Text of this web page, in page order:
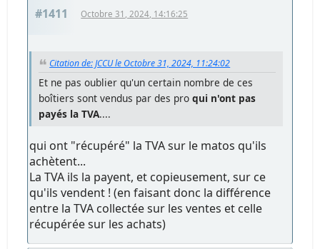
#1411 Octobre 31, 2024, 14:16:25
Citation de: JCCU le Octobre 31, 2024, 11:24:02
Et ne pas oublier qu'un certain nombre de ces
boîtiers sont vendus par des proqui n'ont pas
payés la TVA....
qui ont "récupéré" la TVA sur le matos qu'ils
achètent...
La TVA ils la payent, et copieusement, sur ce
qu'ils vendent ! (en faisant donc la différence
entre la TVA collectée sur les ventes et celle
récupérée sur les achats)